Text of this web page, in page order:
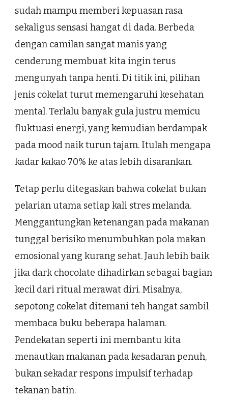
sudah mampu memberi kepuasan rasa
sekaligus sensasi hangat di dada. Berbeda
dengan camilan sangat manis yang
cenderung membuat kita ingin terus
mengunyah tanpa henti. Di titik ini, pilihan
jenis cokelat turut memengaruhi kesehatan
mental. Terlalu banyak gula justru memicu
fluktuasi energi, yang kemudian berdampak
pada mood naik turun tajam. Itulah mengapa
kadar kakao 70% ke atas lebih disarankan.
Tetap perlu ditegaskan bahwa cokelat bukan
pelarian utama setiap kali stres melanda.
Menggantungkan ketenangan pada makanan
tunggal berisiko menumbuhkan pola makan
emosional yang kurang sehat. Jauh lebih baik
jika dark chocolate dihadirkan sebagai bagian
kecil dari ritual merawat diri. Misalnya,
sepotong cokelat ditemani teh hangat sambil
membaca buku beberapa halaman.
Pendekatan seperti ini membantu kita
menautkan makanan pada kesadaran penuh,
bukan sekadar respons impulsif terhadap
tekanan batin.